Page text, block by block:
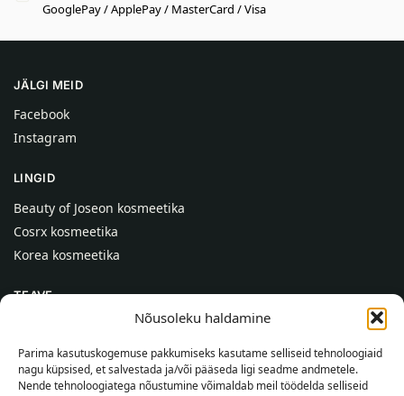
Nõusoleku haldamine
Parima kasutuskogemuse pakkumiseks kasutame selliseid tehnoloogiaid
nagu küpsised, et salvestada ja/või pääseda ligi seadme andmetele.
Nende tehnoloogiatega nõustumine võimaldab meil töödelda selliseid
GooglePay / ApplePay / MasterCard / Visa
JÄLGI MEID
Facebook
Instagram
LINGID
Beauty of Joseon kosmeetika
Cosrx kosmeetika
Korea kosmeetika
TEAVE
Kontaktid
Abi